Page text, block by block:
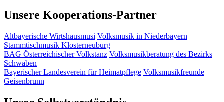
Unsere Kooperations-Partner
Altbayerische Wirtshausmusi Volksmusik in Niederbayern
Stammtischmusik Klosterneuburg
BAG Österreichischer Volkstanz Volksmusikberatung des Bezirks
Schwaben
Bayerischer Landesverein für Heimatpflege Volksmusikfreunde
Geisenbrunn